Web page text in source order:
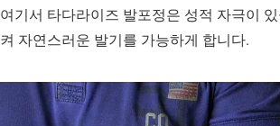
여기서 타다라이즈 발포정은 성적 자극이
켜 자연스러운 발기를 가능하게 합니다.